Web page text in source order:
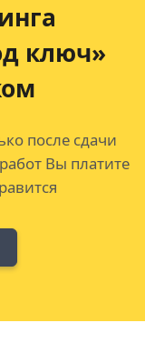
ключ»
после сдачи
Вы платите